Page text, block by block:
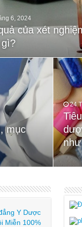
6, 2024
của xét
gì?
mục
24
5, 2024
Điều
cách
7
Ý
và
Y Dược
Miễn 100%